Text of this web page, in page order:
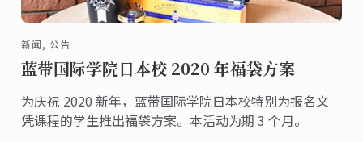
新闻, 公告
蓝带国际学院日本校 2020 年福袋方案
为庆祝 2020 新年，蓝带国际学院日本校特别为报名文
凭课程的学生推出福袋方案。本活动为期 3 个月。